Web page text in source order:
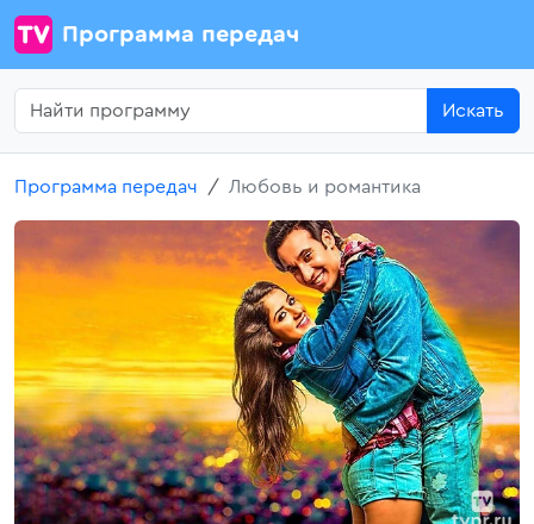
Программа передач
Искать
Программа передач Любовь и романтика